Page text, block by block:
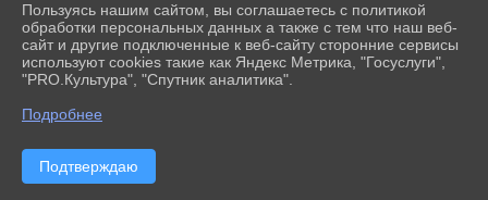
2026 г. ff-karate.ru
Вход
Карта сайта
Политика обработки персональных данных
Сделано на KubCMS
Пользуясь нашим сайтом, вы соглашаетесь с политикой
обработки персональных данных а также с тем что наш веб-
сайт и другие подключенные к веб-сайту сторонние сервисы
используют cookies такие как Яндекс Метрика, "Госуслуги",
"PRO.Культура", "Спутник аналитика".
Подробнее
Подтверждаю